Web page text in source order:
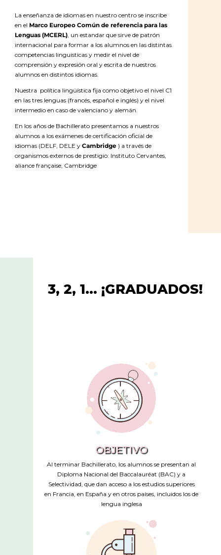
La enseñanza de idiomas en nuestro centro se inscribe
en el Marco Europeo Común de referencia para las
Lenguas (MCERL) , un estandar que sirve de patrón
internacional para formar a los alumnos en las distintas
competencias linguisticas y medir el nivel de
comprensión y expresión oral y escrita de nuestros
alumnos en distintos idiomas.
Nuestra política lingüística fija como objetivo el nivel C1
en las tres lenguas (francés, español e inglés) y el nivel
intermedio en caso de valenciano y alemán.
En los años de Bachillerato presentamos a nuestros
alumnos a los exámenes de certificación oficial de
idiomas (DELF, DELE y Cambridge ) a través de
organismos externos de prestigio: Instituto Cervantes,
aliance française, Cambridge
3, 2, 1… ¡GRADUADOS!
OBJETIVO
Al terminar Bachillerato, los alumnos se presentan al
Diploma Nacional del Baccalauréat (BAC) y a
Selectividad, que dan acceso a los estudios superiores
en Francia, en España y en otros países, incluidos los de
lengua inglesa